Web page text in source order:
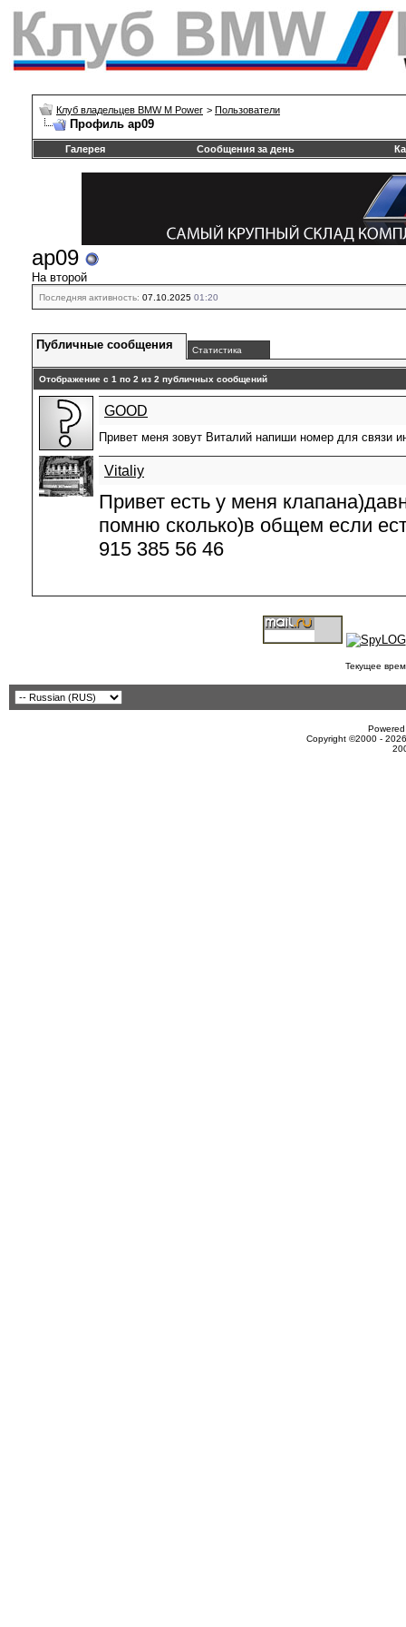
Клуб владельцев BMW M Power > Пользователи
Профиль ар09
Галерея Сообщения за день
ар09
На второй
Последняя активность: 07.10.2025 01:20
Публичные сообщения Статистика
Отображение с 1 по 2 из 2 публичных сообщений
GOOD
Привет меня зовут Виталий напиши номер для связи
Vitaliy
Привет есть у меня
помню сколько)в общем если
915 385 56 46
Текущее
Copyright ©2000 -